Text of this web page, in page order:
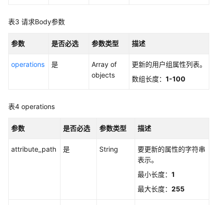
权
理
分
表3 请求Body参数
参数 是否必选 参数类型 描述
operations 是
Array of
objects
更新的用户组属性列表。
数组长度： 1-100
表4 operations
参数 是否必选 参数类型 描述
attribute_path 是 String
要更新的属性的字符串
表示。
最小长度： 1
最大长度： 255